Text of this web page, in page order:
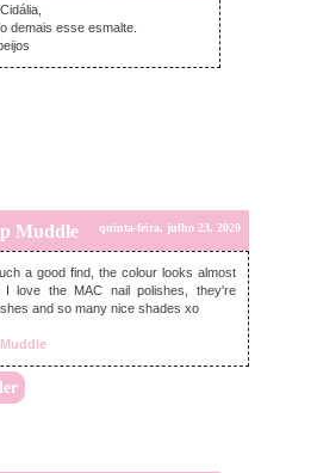
demais esse esmalte.
Muddle quinta-feira, julho 23, 2020
a good find, the colour looks almost
I love the MAC nail polishes, they're
and so many nice shades xo